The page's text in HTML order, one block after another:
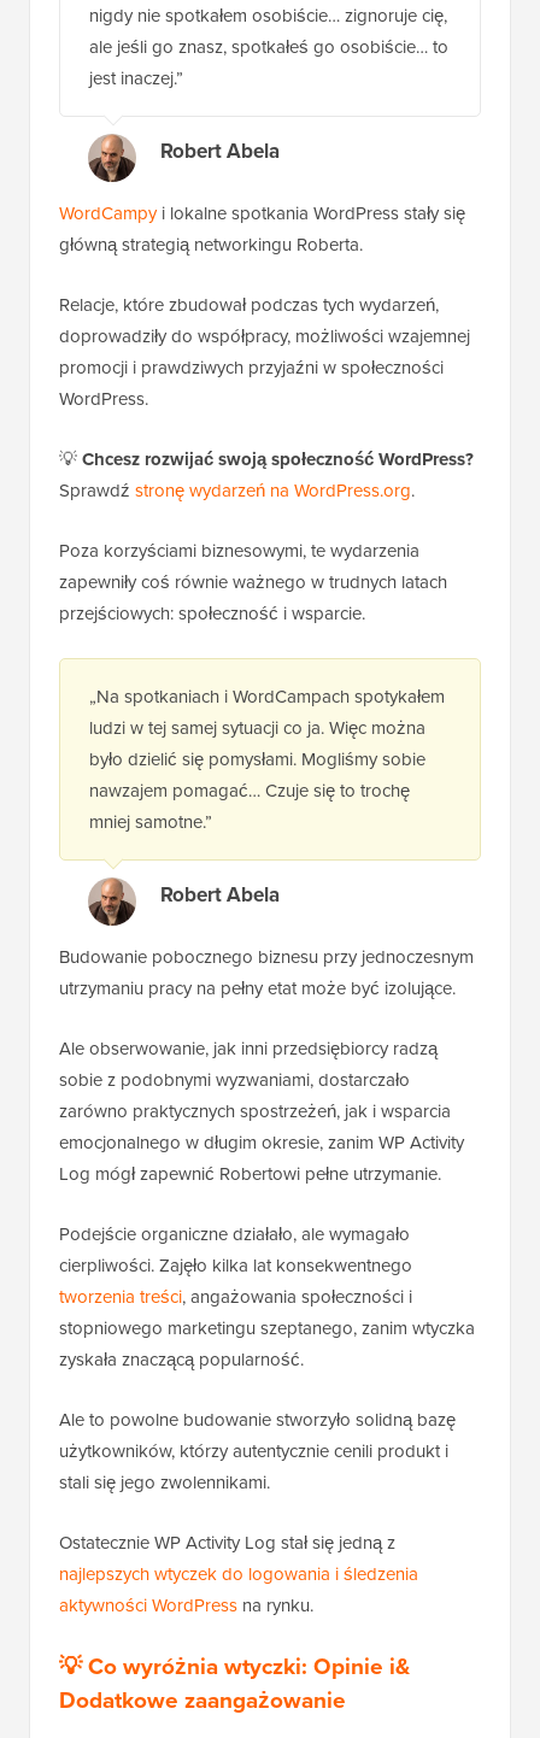
nigdy nie spotkałem osobiście… zignoruje cię,
ale jeśli go znasz, spotkałeś go osobiście… to
jest inaczej.”
Robert Abela
WordCampyi lokalne spotkania WordPress stały się
główną strategią networkingu Roberta.
Relacje, które zbudował podczas tych wydarzeń,
doprowadziły do współpracy, możliwości wzajemnej
promocji i prawdziwych przyjaźni w społeczności
WordPress.
💡Chcesz rozwijać swoją społeczność WordPress?
Sprawdź stronę wydarzeń na WordPress.org.
Poza korzyściami biznesowymi, te wydarzenia
zapewniły coś równie ważnego w trudnych latach
przejściowych: społeczność i wsparcie.
„Na spotkaniach i WordCampach spotykałem
ludzi w tej samej sytuacji co ja. Więc można
było dzielić się pomysłami. Mogliśmy sobie
nawzajem pomagać… Czuje się to trochę
mniej samotne.”
Robert Abela
Budowanie pobocznego biznesu przy jednoczesnym
utrzymaniu pracy na pełny etat może być izolujące.
Ale obserwowanie, jak inni przedsiębiorcy radzą
sobie z podobnymi wyzwaniami, dostarczało
zarówno praktycznych spostrzeżeń, jak i wsparcia
emocjonalnego w długim okresie, zanim WP Activity
Log mógł zapewnić Robertowi pełne utrzymanie.
Podejście organiczne działało, ale wymagało
cierpliwości. Zajęło kilka lat konsekwentnego
tworzenia treści, angażowania społeczności i
stopniowego marketingu szeptanego, zanim wtyczka
zyskała znaczącą popularność.
Ale to powolne budowanie stworzyło solidną bazę
użytkowników, którzy autentycznie cenili produkt i
stali się jego zwolennikami.
Ostatecznie WP Activity Log stał się jedną z
najlepszych wtyczek do logowania i śledzenia
aktywności WordPress na rynku.
💡 Co wyróżnia wtyczki: Opinie i&
Dodatkowe zaangażowanie